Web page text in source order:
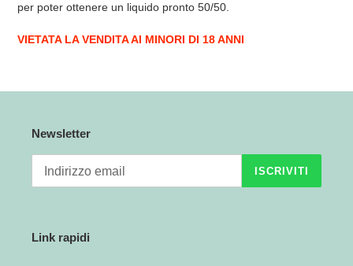
per poter ottenere un liquido pronto 50/50.
VIETATA LA VENDITA AI MINORI DI 18 ANNI
Newsletter
ISCRIVITI
Link rapidi